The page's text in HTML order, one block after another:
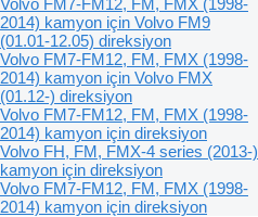
2014) kamyon için Volvo FM9
(01.01-12.05) direksiyon
Volvo FM7-FM12, FM, FMX (1998-
2014) kamyon için Volvo FMX
(01.12-) direksiyon
Volvo FM7-FM12, FM, FMX (1998-
2014) kamyon için direksiyon
Volvo FH, FM, FMX-4 series (2013-)
kamyon için direksiyon
Volvo FM7-FM12, FM, FMX (1998-
2014) kamyon için direksiyon